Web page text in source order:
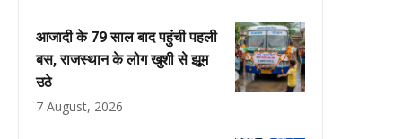
आजादी के 79 साल बाद पहुंची पहली
बस, राजस्थान के लोग खुशी से झूम
उठे
7 August, 2026